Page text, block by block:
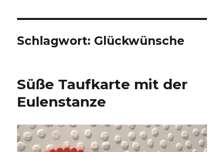
Schlagwort: Glückwünsche
Süße Taufkarte mit der
Eulenstanze